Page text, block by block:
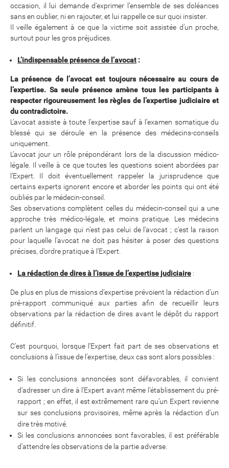
occasion, il lui demande d’exprimer l’ensemble de ses doléances
sans en oublier, ni en rajouter, et lui rappelle ce sur quoi insister.
Il veille également à ce que la victime soit assistée d’un proche,
surtout pour les gros préjudices.
L’indispensable présence de l’avocat :
La présence de l’avocat est toujours nécessaire au cours de
l’expertise. Sa seule présence amène tous les participants à
respecter rigoureusement les règles de l’expertise judiciaire et
du contradictoire.
L’avocat assiste à toute l’expertise sauf à l’examen somatique du
blessé qui se déroule en la présence des médecins-conseils
uniquement.
L’avocat jour un rôle prépondérant lors de la discussion médico-
légale. Il veille à ce que toutes les questions soient abordées par
l’Expert. Il doit éventuellement rappeler la jurisprudence que
certains experts ignorent encore et aborder les points qui ont été
oubliés par le médecin-conseil.
Ses observations complètent celles du médecin-conseil qui a une
approche très médico-légale, et moins pratique. Les médecins
parlent un langage qui n’est pas celui de l’avocat ; c’est la raison
pour laquelle l’avocat ne doit pas hésiter à poser des questions
précises, d’ordre pratique à l’Expert.
La rédaction de dires à l’issue de l’expertise judiciaire :
De plus en plus de missions d’expertise prévoient la rédaction d’un
pré-rapport communiqué aux parties afin de recueillir leurs
observations par la rédaction de dires avant le dépôt du rapport
définitif.
C’est pourquoi, lorsque l’Expert fait part de ses observations et
conclusions à l’issue de l’expertise, deux cas sont alors possibles :
Si les conclusions annoncées sont défavorables, il convient
d’adresser un dire à l’Expert avant même l’établissement du pré-
rapport ; en effet, il est extrêmement rare qu’un Expert revienne
sur ses conclusions provisoires, même après la rédaction d’un
dire très motivé.
Si les conclusions annoncées sont favorables, il est préférable
d’attendre les observations de la partie adverse.